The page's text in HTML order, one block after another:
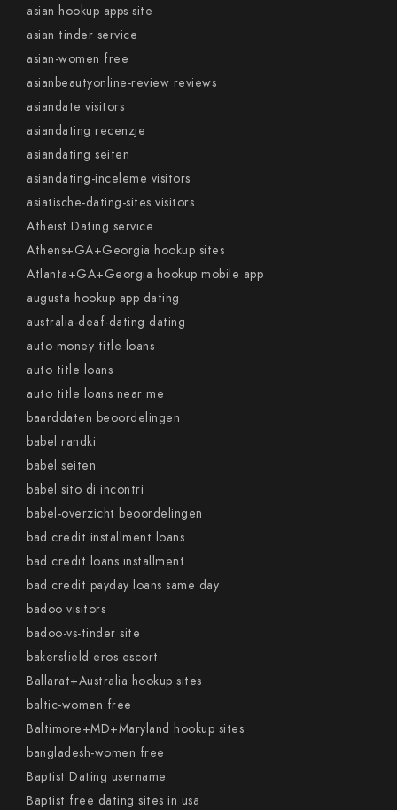
asian hookup apps site
asian tinder service
asian-women free
asianbeautyonline-review reviews
asiandate visitors
asiandating recenzje
asiandating seiten
asiandating-inceleme visitors
asiatische-dating-sites visitors
Atheist Dating service
Athens+GA+Georgia hookup sites
Atlanta+GA+Georgia hookup mobile app
augusta hookup app dating
australia-deaf-dating dating
auto money title loans
auto title loans
auto title loans near me
baarddaten beoordelingen
babel randki
babel seiten
babel sito di incontri
babel-overzicht beoordelingen
bad credit installment loans
bad credit loans installment
bad credit payday loans same day
badoo visitors
badoo-vs-tinder site
bakersfield eros escort
Ballarat+Australia hookup sites
baltic-women free
Baltimore+MD+Maryland hookup sites
bangladesh-women free
Baptist Dating username
Baptist free dating sites in usa